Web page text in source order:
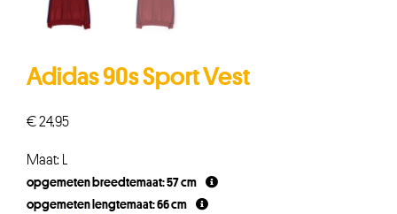
Adidas 90s Sport Vest
€24,95
Maat: L
opgemeten breedtemaat: 57 cm
opgemeten lengtemaat: 66 cm